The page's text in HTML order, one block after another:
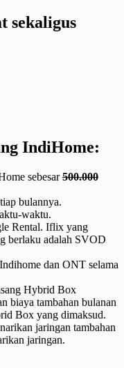
sekaligus
IndiHome:
sebesar500.000
bulannya.
waktu.
Rental. Iflix yang
berlaku adalah SVOD
dan ONT selama
Hybrid Box
biaya tambahan bulanan
Box yang dimaksud.
jaringan tambahan
jaringan.